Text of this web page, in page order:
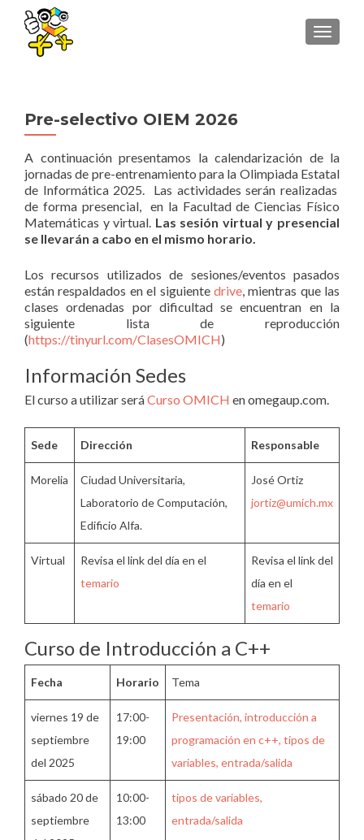
Pre-selectivo OIEM 2026
A continuación presentamos la calendarización de la
jornadas de pre-entrenamiento para la Olimpiada Estatal
de Informática 2025. Las actividades serán realizadas
de forma presencial, en la Facultad de Ciencias Físico
Matemáticas y virtual. Las sesión virtual y presencial
se llevarán a cabo en el mismo horario.
Los recursos utilizados de sesiones/eventos pasados
están respaldados en el siguiente drive, mientras que las
clases ordenadas por dificultad se encuentran en la
siguiente lista de reproducción
(https://tinyurl.com/ClasesOMICH)
Información Sedes
El curso a utilizar seráCurso OMICH en omegaup.com.
Sede Dirección Responsable
Morelia
Ciudad Universitaria,
Laboratorio de Computación,
Edificio Alfa.
José Ortiz
jortiz@umich.mx
Virtual
Revisa el link del día en el
temario
Revisa el link del
día en el
temario
Curso de Introducción a C++
Fecha Horario Tema
viernes 19 de
septiembre
del 2025
17:00-
19:00
Presentación, introducción a
programación en c++, tipos de
variables, entrada/salida
sábado 20 de
septiembre
10:00-
13:00
tipos de variables,
entrada/salida